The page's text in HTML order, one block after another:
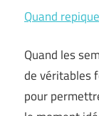
Quand
Quand les
de véritables
pour